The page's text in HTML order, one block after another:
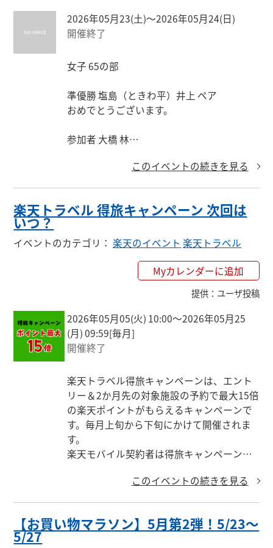
2026年05月23(土)〜2026年05月24(日)
開催終了
女子 65の部
準優勝 塩島（ときわ平）井上 ペア
おめでとうございます。
参加者 大橋 林
男子参加者：前田このイベントの続きを見る
楽天トラベル 得旅キャンペーン 次回は
いつ？
イベントのカテゴリ ： 楽天のイベント 楽天トラベル
Myカレンダーに追加
提供： ユーザ投稿
2026年05月05(火) 10:00〜2026年05月25
(月) 09:59[毎月]
開催終了
楽天トラベル得旅キャンペーンは、エント
リー＆2か月先の対象施設の予約で最大15倍
の楽天ポイントがもらえるキャンペーンで
す。毎月上旬から下旬にかけて開催されま
す。
楽天モバイル契約者は得旅キャンペーン
このイベントの続きを見る
【お買い物マラソン】5月第2弾！5/23〜
5/27